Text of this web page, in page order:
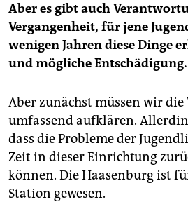
Aber es gibt auch
Vergangenheit, für jene
wenigen Jahren diese Dinge
und mögliche Entschädigung.
Aber zunächst müssen wir
umfassend aufklären.
dass die Probleme der
Zeit in dieser Einrichtung
können. Die Haasenburg ist
Station gewesen.